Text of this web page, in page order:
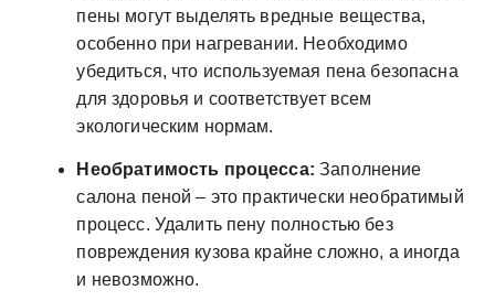
пены могут выделять вредные вещества,
особенно при нагревании. Необходимо
убедиться, что используемая пена безопасна
для здоровья и соответствует всем
экологическим нормам.
Необратимость процесса: Заполнение
салона пеной – это практически необратимый
процесс. Удалить пену полностью без
повреждения кузова крайне сложно, а иногда
и невозможно.